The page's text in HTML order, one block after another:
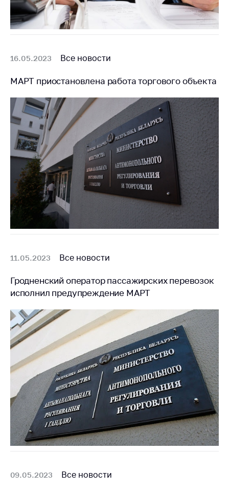
16.05.2023 Все новости
МАРТ приостановлена работа торгового объекта
11.05.2023 Все новости
Гродненский оператор пассажирских перевозок
исполнил предупреждение МАРТ
09.05.2023 Все новости